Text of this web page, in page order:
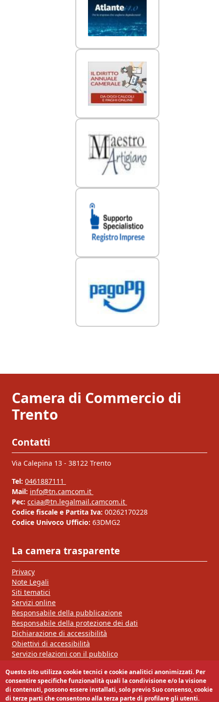
Camera di Commercio di
Trento
Contatti
Via Calepina 13 - 38122 Trento
Tel: 0461887111
Mail: info@tn.camcom.it
Pec: cciaa@tn.legalmail.camcom.it
Codice fiscale e Partita Iva: 00262170228
Codice Univoco Ufficio: 63DMG2
La camera trasparente
Privacy
Note Legali
Siti tematici
Servizi online
Responsabile della pubblicazione
Responsabile della protezione dei dati
Dichiarazione di accessibilità
Obiettivi di accessibilità
Servizio relazioni con il pubblico
Segui la nostra pagina:
Questo sito utilizza cookie tecnici e cookie analitici anonimizzati. Per
consentire specifiche funzionalità quali la condivisione e/o la visione
di contenuti, possono essere installati, solo previo Suo consenso, cookie
di terze parti che consentono alla terza parte di profilare gli utenti.